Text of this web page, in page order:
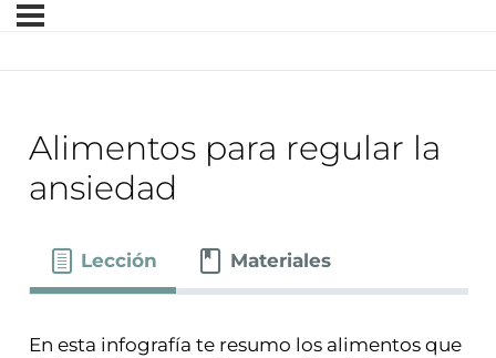
Alimentos para regular la
ansiedad
Lección Materiales
En esta infografía te resumo los alimentos que